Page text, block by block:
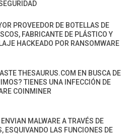
PROVEEDOR DE BOTELLAS DE
FABRICANTE DE PLÁSTICO Y
HACKEADO POR RANSOMWARE
THESAURUS.COM EN BUSCA DE
TIENES UNA INFECCIÓN DE
COINMINER
MALWARE A TRAVÉS DE
ESQUIVANDO LAS FUNCIONES DE